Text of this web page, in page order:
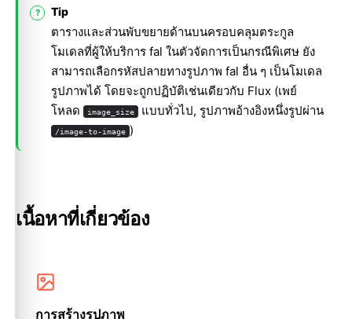
Tip
ตารางและส่วนพับขยายด้านบนครอบคลุมตระกูล
โมเดลที่ผู้ให้บริการ fal ในตัวจัดการเป็นกรณีพิเศษ ยัง
สามารถเลือกรหัสปลายทางรูปภาพ fal อื่น ๆ เป็นโมเดล
รูปภาพได้ โดยจะถูกปฏิบัติเช่นเดียวกับ Flux (เพย์
โหลด
image_size แบบทั่วไป, รูปภาพอ้างอิงหนึ่งรูปผ่าน
/image-to-image )
เนื้อหาที่เกี่ยวข้อง
การสร้างรูปภาพ